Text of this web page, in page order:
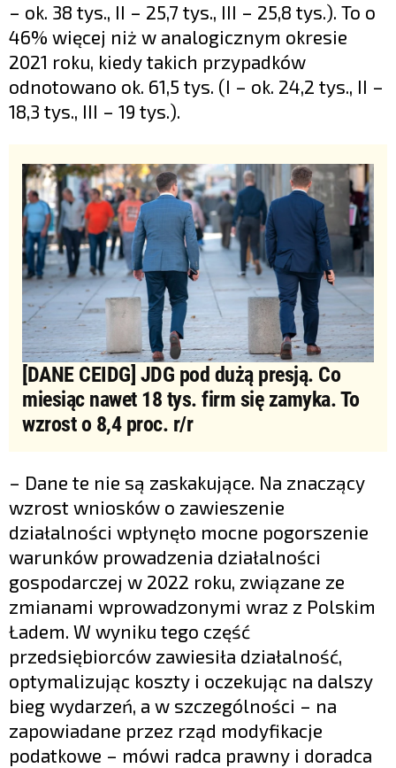
– ok. 38 tys., II – 25,7 tys., III – 25,8 tys.). To o
46% więcej niż w analogicznym okresie
2021 roku, kiedy takich przypadków
odnotowano ok. 61,5 tys. (I – ok. 24,2 tys., II –
18,3 tys., III – 19 tys.).
[DANE CEIDG] JDG pod dużą presją. Co
miesiąc nawet 18 tys. firm się zamyka. To
wzrost o 8,4 proc. r/r
– Dane te nie są zaskakujące. Na znaczący
wzrost wniosków o zawieszenie
działalności wpłynęło mocne pogorszenie
warunków prowadzenia działalności
gospodarczej w 2022 roku, związane ze
zmianami wprowadzonymi wraz z Polskim
Ładem. W wyniku tego część
przedsiębiorców zawiesiła działalność,
optymalizując koszty i oczekując na dalszy
bieg wydarzeń, a w szczególności – na
zapowiadane przez rząd modyfikacje
podatkowe – mówi radca prawny i doradca